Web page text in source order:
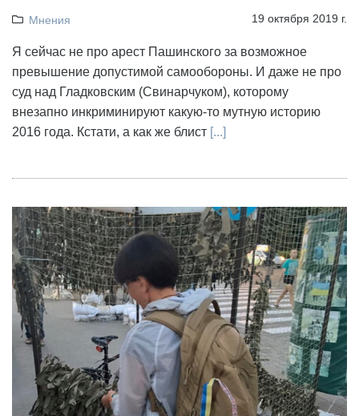
Мнения 19 октября 2019 г.
Я сейчас не про арест Пашинского за возможное
превышение допустимой самообороны. И даже не про
суд над Гладковским (Свинарчуком), которому
внезапно инкриминируют какую-то мутную историю
2016 года. Кстати, а как же блист [...]